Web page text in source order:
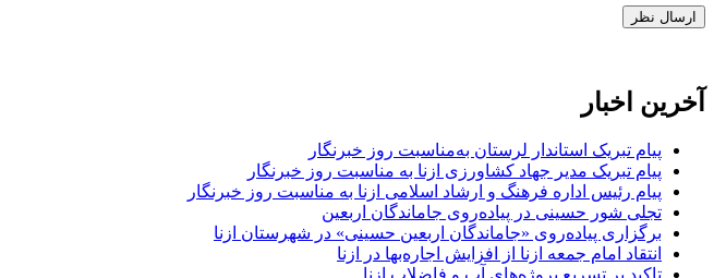
آخرین اخبار
پیام تبریک استاندار لرستان به‌مناسبت روز خبرنگار
پیام تبریک مدیر جهاد کشاورزی ازنا به مناسبت روز خبرنگار
پیام رئیس اداره فرهنگ و ارشاد اسلامی ازنا به مناسبت روز خبرنگار
تجلی شور حسینی در پیاده‌روی جاماندگان اربعین
برگزاری پیاده‌روی «جاماندگان اربعین حسینی» در شهرستان ازنا
انتقاد امام جمعه ازنا از افزایش اجاره‌بها در ازنا
تاکید بر تسریع پروژه‌های آب و فاضلاب ازنا